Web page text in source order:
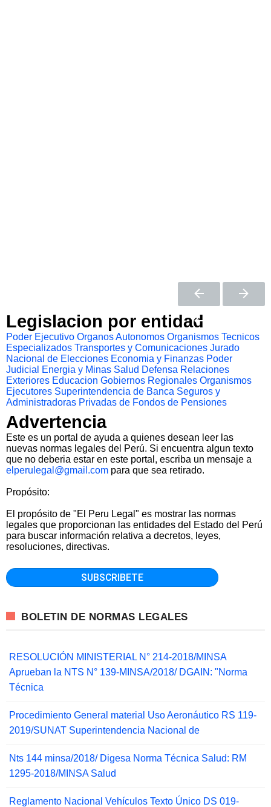
Legislacion por entidad
Poder Ejecutivo Organos Autonomos Organismos Tecnicos
Especializados Transportes y Comunicaciones Jurado
Nacional de Elecciones Economia y Finanzas Poder
Judicial
Energia y Minas Salud Defensa Relaciones
Exteriores Educacion Gobiernos Regionales Organismos
Ejecutores Superintendencia de Banca Seguros y
Administradoras Privadas de Fondos de Pensiones
Advertencia
Este es un portal de ayuda a quienes desean leer las
nuevas normas legales del Perú. Si encuentra algun texto
que no deberia estar en este portal, escriba un mensaje a
elperulegal@gmail.com para que sea retirado.
Propósito:
El propósito de "El Peru Legal" es mostrar las normas
legales que proporcionan las entidades del Estado del Perú
para buscar información relativa a decretos, leyes,
resoluciones, directivas.
BOLETIN DE NORMAS LEGALES
RESOLUCIÓN MINISTERIAL N° 214-2018/MINSA
Aprueban la NTS N° 139-MINSA/2018/ DGAIN: "Norma
Técnica
Procedimiento General material Uso Aeronáutico RS 119-
2019/SUNAT Superintendencia Nacional de
Nts 144 minsa/2018/ Digesa Norma Técnica Salud: RM
1295-2018/MINSA Salud
Reglamento Nacional Vehículos Texto Único DS 019-